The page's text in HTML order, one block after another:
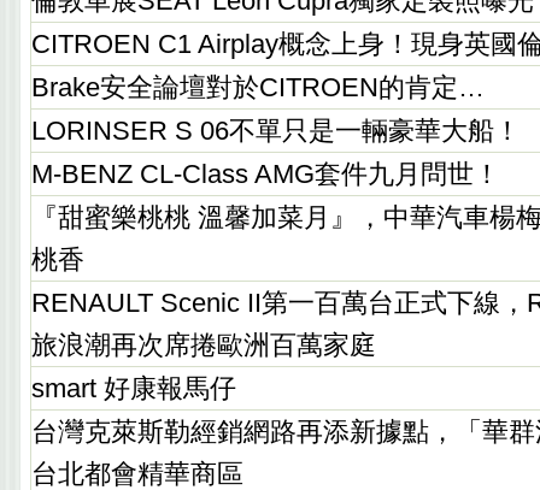
CITROEN C1 Airplay概念上身！現身英國
Brake安全論壇對於CITROEN的肯定…
LORINSER S 06不單只是一輛豪華大船！
M-BENZ CL-Class AMG套件九月問世！
『甜蜜樂桃桃 溫馨加菜月』，中華汽車楊
桃香
RENAULT Scenic II第一百萬台正式下線，
旅浪潮再次席捲歐洲百萬家庭
smart 好康報馬仔
台灣克萊斯勒經銷網路再添新據點，「華
台北都會精華商區